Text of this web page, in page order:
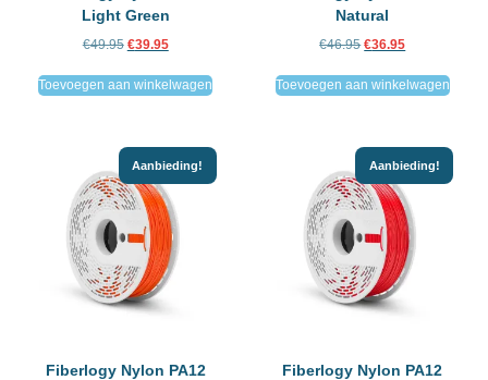
Light Green
€49.95 €39.95
Toevoegen aan winkelwagen
Natural
€46.95 €36.95
Toevoegen aan winkelwagen
Aanbieding!
Fiberlogy Nylon PA12
Aanbieding!
Fiberlogy Nylon PA12